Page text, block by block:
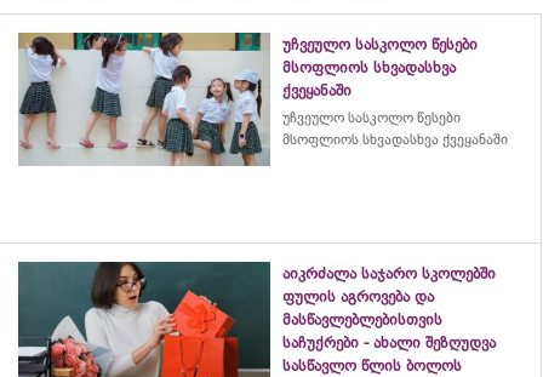
უჩვეულო სასკოლო წესები
მსოფლიოს სხვადასხვა
ქვეყანაში
უჩვეულო სასკოლო წესები
მსოფლიოს სხვადასხვა ქვეყანაში
აიკრძალა საჯარო სკოლებში
ფულის აგროვება და
მასწავლებლებისთვის
საჩუქრები - ახალი შეზღუდვა
სასწავლო წლის ბოლოს